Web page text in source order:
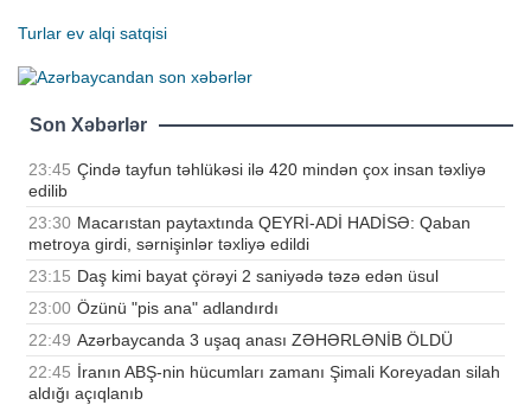
Turlar ev alqi satqisi
Son Xəbərlər
23:45 Çində tayfun təhlükəsi ilə 420 mindən çox insan təxliyə
edilib
23:30 Macarıstan paytaxtında QEYRİ-ADİ HADİSƏ: Qaban
metroya girdi, sərnişinlər təxliyə edildi
23:15 Daş kimi bayat çörəyi 2 saniyədə təzə edən üsul
23:00 Özünü "pis ana" adlandırdı
22:49 Azərbaycanda 3 uşaq anası ZƏHƏRLƏNİB ÖLDÜ
22:45 İranın ABŞ-nin hücumları zamanı Şimali Koreyadan silah
aldığı açıqlanıb